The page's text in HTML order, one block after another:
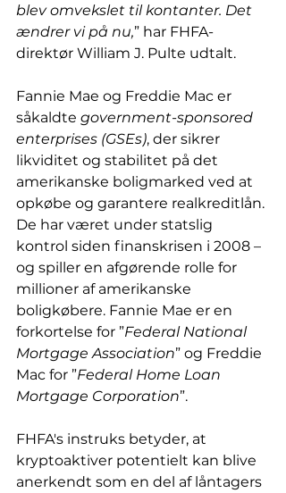
blev omvekslet til kontanter. Det
ændrer vi på nu,” har FHFA-
direktør William J. Pulte udtalt.
Fannie Mae og Freddie Mac er
såkaldte government-sponsored
enterprises (GSEs), der sikrer
likviditet og stabilitet på det
amerikanske boligmarked ved at
opkøbe og garantere realkreditlån.
De har været under statslig
kontrol siden finanskrisen i 2008 –
og spiller en afgørende rolle for
millioner af amerikanske
boligkøbere. Fannie Mae er en
forkortelse for ”Federal National
Mortgage Association” og Freddie
Mac for ”Federal Home Loan
Mortgage Corporation”.
FHFA's instruks betyder, at
kryptoaktiver potentielt kan blive
anerkendt som en del af låntagers